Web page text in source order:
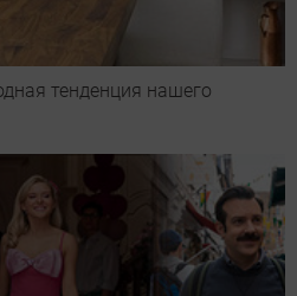
тенденция нашего